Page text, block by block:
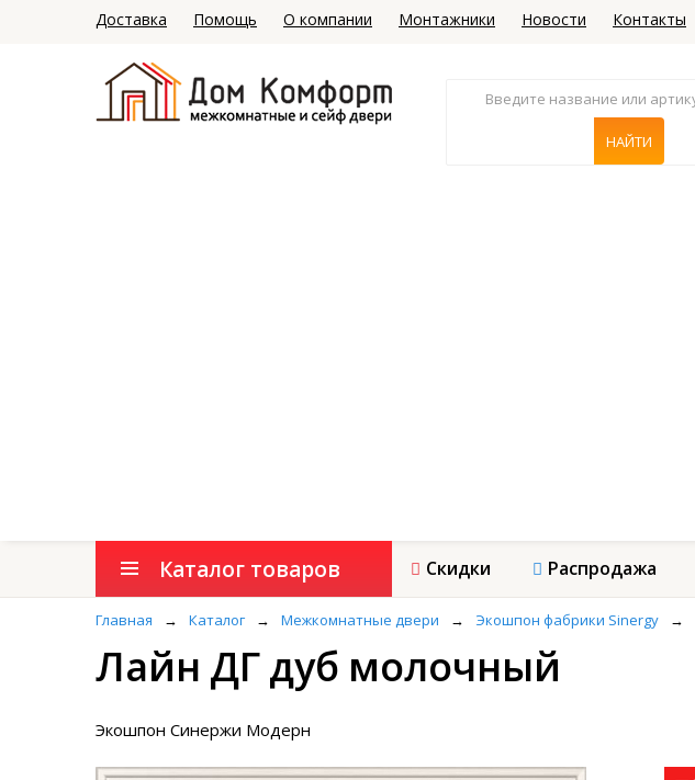
Доставка Помощь О компании Монтажники Новости Контакты
Каталог товаров Скидки Распродажа
Главная → Каталог → Межкомнатные двери → Экошпон фабрики Sinergy →
Лайн ДГ дуб молочный
Экошпон Синержи Модерн